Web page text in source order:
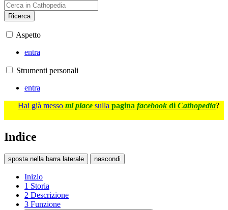
Ricerca
Aspetto
entra
Strumenti personali
entra
Hai già messo mi piace sulla pagina facebook di Cathopedia?
Indice
sposta nella barra laterale nascondi
Inizio
1 Storia
2 Descrizione
3 Funzione